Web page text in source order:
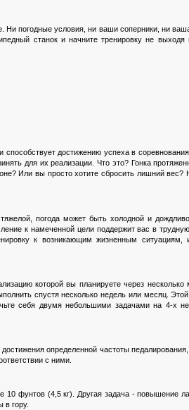
Ни погодные условия, ни ваши соперники, ни
станок и начните тренировку не выходя
достижению успеха в
для их реализации. Что это? Гонка
Или вы просто хотите сбросить лишний вес?
погода может быть холодной и
к намеченной цели поддержит вас в
к возникающим жизненным ситуациям,
которой вы планируете через несколько
спустя несколько недель или месяц.
себя двумя небольшими задачами на 4-х
определенной частоты
с ними.
фунтов (4,5 кг). Другая задача - повышение
в гору.